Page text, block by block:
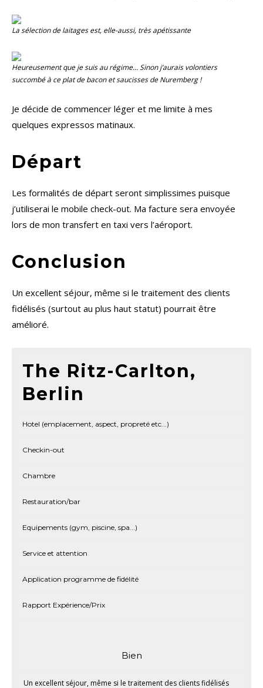
La sélection de laitages est, elle-aussi, très apétissante
Heureusement que je suis au régime… Sinon j’aurais volontiers
succombé à ce plat de bacon et saucisses de Nuremberg !
Je décide de commencer léger et me limite à mes
quelques expressos matinaux.
Départ
Les formalités de départ seront simplissimes puisque
j’utiliserai le mobile check-out. Ma facture sera envoyée
lors de mon transfert en taxi vers l’aéroport.
Conclusion
Un excellent séjour, même si le traitement des clients
fidélisés (surtout au plus haut statut) pourrait être
amélioré.
The Ritz-Carlton,
Berlin
Hotel (emplacement, aspect, propreté etc...)
Checkin-out
Chambre
Restauration/bar
Equipements (gym, piscine, spa...)
Service et attention
Application programme de fidélité
Rapport Expérience/Prix
Bien
Un excellent séjour, même si le traitement des clients fidélisés